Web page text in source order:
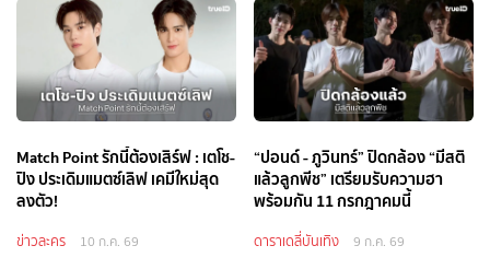
Match Point รักนี้ต้องเสิร์ฟ : เตโช-
ปิง ประเดิมแมตซ์เลิฟ เคมีใหม่สุด
ลงตัว!
ข่าวละคร 10 ก.ค. 69
“ปอนด์ - ภูวินทร์” ปิดกล้อง “มีสติ
แล้วลูกพีช” เตรียมรับความฮา
พร้อมกัน 11 กรกฎาคมนี้
ดาราเดลี่บันเทิง 9 ก.ค. 69